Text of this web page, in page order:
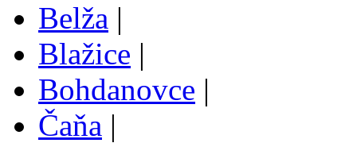
Belža |
Blažice |
Bohdanovce |
Čaňa |